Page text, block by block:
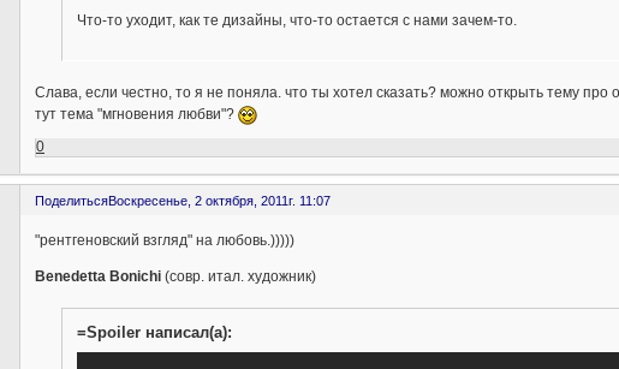
Что-то уходит, как те дизайны, что-то остается с нами зачем-то.
Слава, если честно, то я не поняла. что ты хотел сказать? можно открыть тему
тут тема "мгновения любви"?
0
ПоделитьсяВоскресенье, 2 октября, 2011г. 11:07
"рентгеновский взгляд" на любовь.)))))
Benedetta Bonichi(совр. итал. художник)
=Spoiler написал(а):